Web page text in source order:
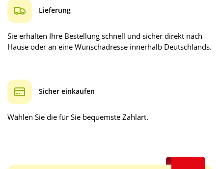
Lieferung
Sie erhalten Ihre Bestellung schnell und sicher direkt nach
Hause oder an eine Wunschadresse innerhalb Deutschlands.
Sicher einkaufen
Wählen Sie die für Sie bequemste Zahlart.